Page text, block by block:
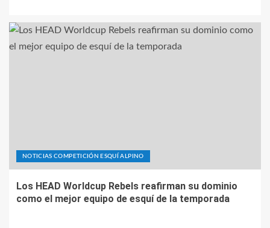
NOTICIAS COMPETICIÓN ESQUÍ ALPINO
Los HEAD Worldcup Rebels reafirman su dominio
como el mejor equipo de esquí de la temporada